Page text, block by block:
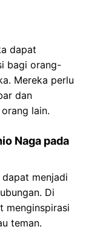
dapat
bagi orang-
Mereka perlu
dan
lain.
Naga pada
menjadi
Di
menginspirasi
teman.